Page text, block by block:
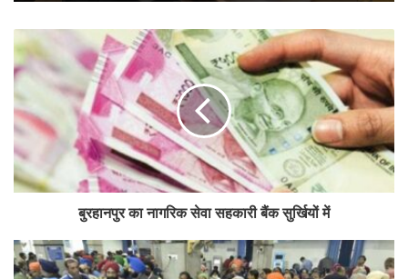
बुरहानपुर का नागरिक सेवा सहकारी बैंक सुर्खियों में